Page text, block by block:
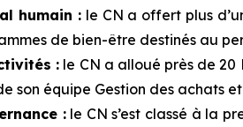
humain :le CN a offert plus
de bien-être destinés au
: le CN a alloué près de
son équipe Gestion des achats
:le CN s’est classé à la